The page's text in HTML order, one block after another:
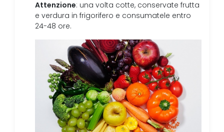
Attenzione: una volta cotte, conservate frutta
e verdura in frigorifero e consumatele entro
24-48 ore.